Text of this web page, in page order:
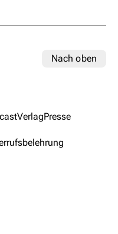
Nach oben
VerlagPresse